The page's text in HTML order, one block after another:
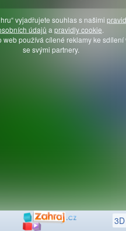
vyjadřujete souhlas s našimi
údajů a pravidly cookie
web používá cílené reklamy ke sdílení
se svými partnery.